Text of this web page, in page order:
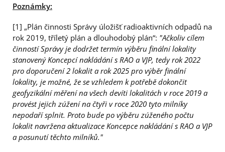
Poznámky:
[1] „Plán činnosti Správy úložišť radioaktivních odpadů na
rok 2019, tříletý plán a dlouhodobý plán“: "Ačkoliv cílem
činností Správy je dodržet termín výběru finální lokality
stanovený Koncepcí nakládání s RAO a VJP, tedy rok 2022
pro doporučení 2 lokalit a rok 2025 pro výběr finální
lokality, je možné, že se vzhledem k potřebě dokončit
geofyzikální měření na všech devíti lokalitách v roce 2019 a
provést jejich zúžení na čtyři v roce 2020 tyto milníky
nepodaří splnit. Proto bude po výběru zúženého počtu
lokalit navržena aktualizace Koncepce nakládání s RAO a VJP
a posunutí těchto milníků."